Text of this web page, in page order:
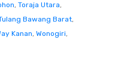
, Toraja Utara,
Bawang Barat,
Kanan, Wonogiri,